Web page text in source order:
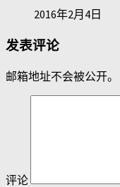
2016年2月4日
发表评论
邮箱地址不会被公开。
评论